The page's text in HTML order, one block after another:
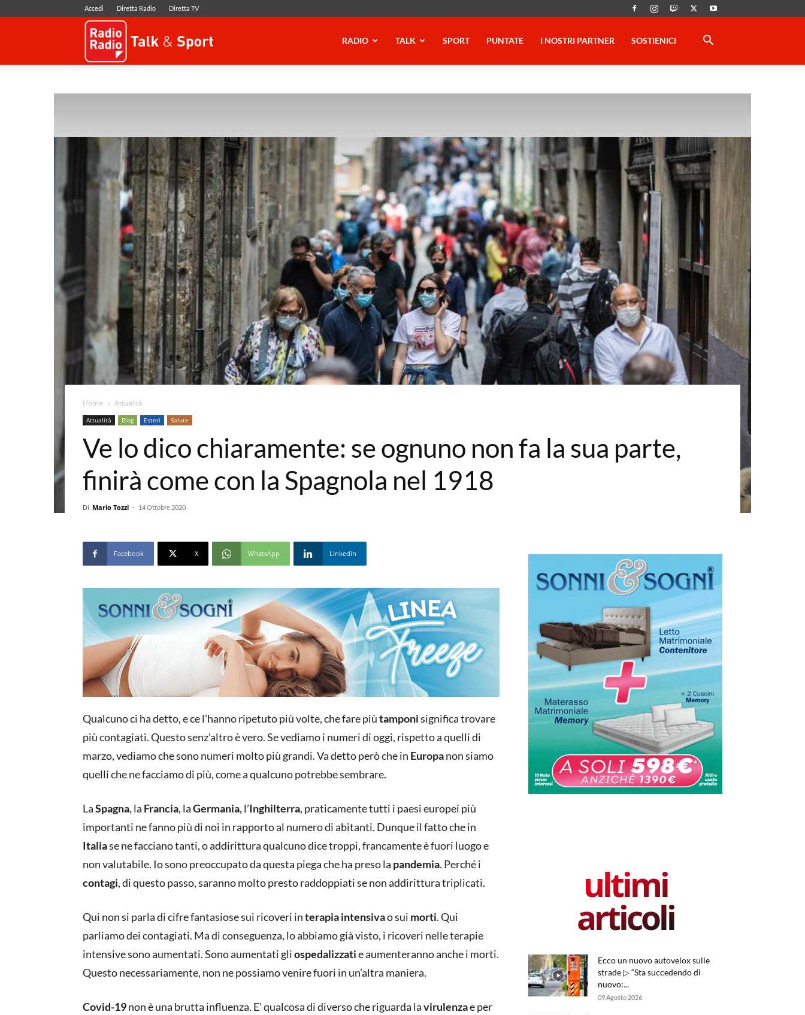
Accedi Diretta Radio Diretta TV
RADIO TALK SPORT PUNTATE I NOSTRI PARTNER SOSTIENICI
Home Attualità
Attualità Blog Esteri Salute
Ve lo dico chiaramente: se ognuno non fa la sua parte,
finirà come con la Spagnola nel 1918
Di Mario Tozzi - 14 Ottobre 2020
Facebook X WhatsApp Linkedin
Qualcuno ci ha detto, e ce l’hanno ripetuto più volte, che fare piùtamponisignifica trovare
più contagiati. Questo senz’altro è vero. Se vediamo i numeri di oggi, rispetto a quelli di
marzo, vediamo che sono numeri molto più grandi. Va detto però che in Europanon siamo
quelli che ne facciamo di più, come a qualcuno potrebbe sembrare.
LaSpagna, la Francia, laGermania, l’Inghilterra, praticamente tutti i paesi europei più
importanti ne fanno più di noi in rapporto al numero di abitanti. Dunque il fatto che in
Italiase ne facciano tanti, o addirittura qualcuno dice troppi, francamente è fuori luogo e
non valutabile. Io sono preoccupato da questa piega che ha preso la pandemia. Perché i
contagi, di questo passo, saranno molto presto raddoppiati se non addirittura triplicati.
Qui non si parla di cifre fantasiose sui ricoveri interapia intensivao sui morti. Qui
parliamo dei contagiati. Ma di conseguenza, lo abbiamo già visto, i ricoveri nelle terapie
intensive sono aumentati. Sono aumentati gliospedalizzatie aumenteranno anche i morti.
Questo necessariamente, non ne possiamo venire fuori in un’altra maniera.
Covid-19non è una brutta influenza. E’ qualcosa di diverso che riguarda lavirulenzae per
ultimi
articoli
Ecco un nuovo autovelox sulle
strade ▷ “Sta succedendo di
nuovo:...
09 Agosto 2026